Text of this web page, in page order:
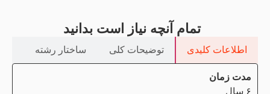
تمام آنچه نیاز است بدانید
اطلاعات کلیدی توضیحات کلی ساختار رشته
مدت زمان
۶ سال